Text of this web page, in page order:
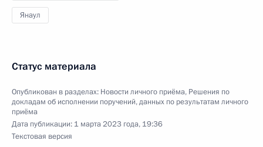
Янаул
Статус материала
Опубликован в разделах: Новости личного приёма, Решения по
докладам об исполнении поручений, данных по результатам личного
приёма
Дата публикации: 1 марта 2023 года, 19:36
Текстовая версия